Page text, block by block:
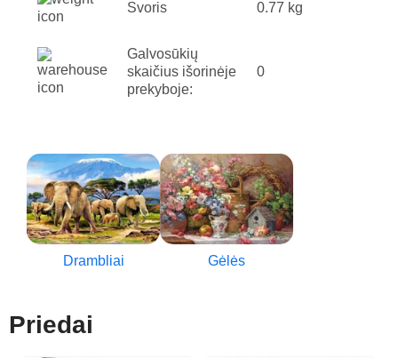
Svoris 0.77 kg
Galvosūkių
skaičius išorinėje
prekyboje:
0
Drambliai Gėlės
Priedai